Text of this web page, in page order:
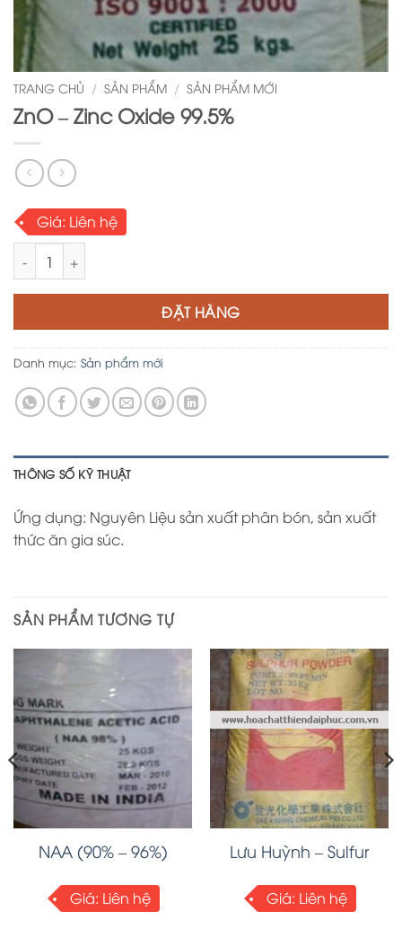
TRANG CHỦ / SẢN PHẨM / SẢN PHẨM MỚI
ZnO – Zinc Oxide 99.5%
Giá: Liên hệ
ĐẶT HÀNG
Danh mục: Sản phẩm mới
THÔNG SỐ KỸ THUẬT
Ứng dụng: Nguyên Liệu sản xuất phân bón, sản xuất
thức ăn gia súc.
SẢN PHẨM TƯƠNG TỰ
NAA (90% – 96%)
Giá: Liên hệ
Lưu Huỳnh – Sulfur
Giá: Liên hệ